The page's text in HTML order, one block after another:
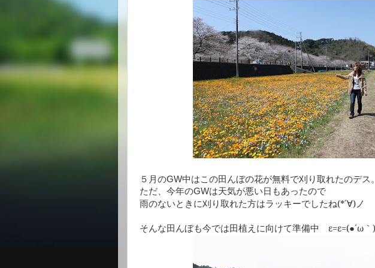
５月のGW中はこの田んぼの花が無料で刈り取れたのデス。
ただ、今年のGWは天気が悪い日もあったので
雨のないときに刈り取れた方はラッキーでしたね(*´∀)ノ
そんな田んぼも今では田植えに向けて準備中 ε=ε=(●´ω｀ )